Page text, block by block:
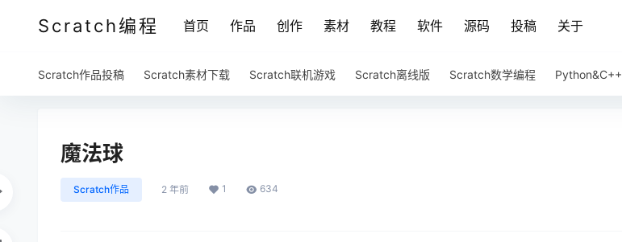
Scratch编程 首页 作品 创作 素材 教程 软件 源码 投稿 关于
Scratch作品投稿 Scratch素材下载 Scratch联机游戏 Scratch离线版 Scratch数学编程 Python&C++
魔法球
Scratch作品 2 年前 1 634